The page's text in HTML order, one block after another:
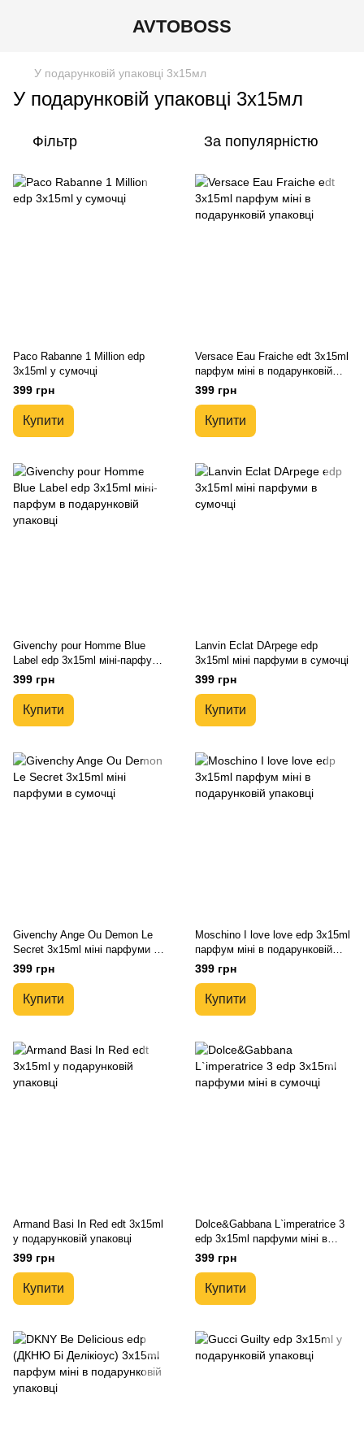
AVTOBOSS
У подарунковій упаковці 3х15мл
У подарунковій упаковці 3х15мл
Фільтр За популярністю
Paco Rabanne 1 Million edp
3x15ml у сумочці
399 грн
Купити
Versace Eau Fraiche edt 3x15ml
парфум міні в подарунковій
упаковці
399 грн
Купити
Givenchy pour Homme Blue
Label edp 3x15ml міні-парфум в
подарунковій упаковці
399 грн
Купити
Lanvin Eclat DArpege edp
3x15ml міні парфуми в сумочці
399 грн
Купити
Givenchy Ange Ou Demon Le
Secret 3x15ml міні парфуми в
сумочці
399 грн
Купити
Moschino I love love edp 3х15ml
парфум міні в подарунковій
упаковці
399 грн
Купити
Armand Basi In Red edt 3x15ml
у подарунковій упаковці
399 грн
Купити
Dolce&Gabbana L`imperatrice 3
edp 3x15ml парфуми міні в
сумочці
399 грн
Купити